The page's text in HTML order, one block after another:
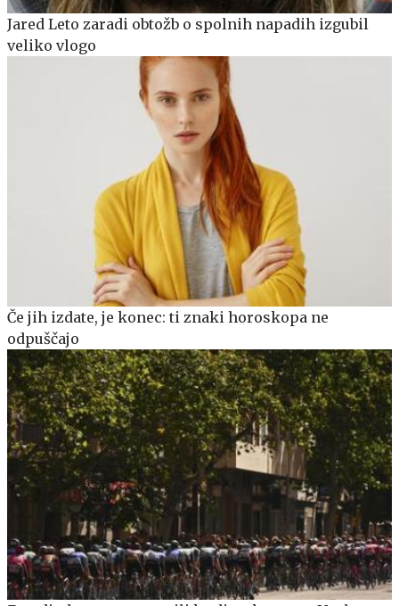
Jared Leto zaradi obtožb o spolnih napadih izgubil
veliko vlogo
Če jih izdate, je konec: ti znaki horoskopa ne
odpuščajo